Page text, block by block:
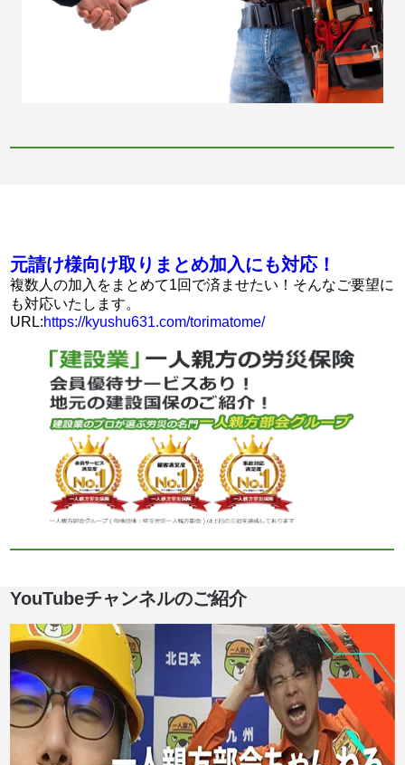
元請け様向け取りまとめ加入にも対応！
複数人の加入をまとめて1回で済ませたい！そんなご要望に
も対応いたします。
URL:https://kyushu631.com/torimatome/
YouTubeチャンネルのご紹介